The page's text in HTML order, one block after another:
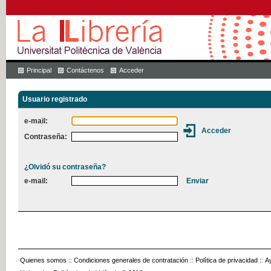
Principal Contáctenos Acceder
Usuario registrado
e-mail:
Contraseña:
¿Olvidó su contraseña?
e-mail:
Quienes somos :: Condiciones generales de contratación :: Política de privacidad ::